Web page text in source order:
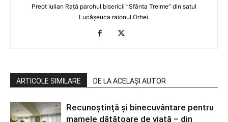
Preot Iulian Rață parohul bisericii ”Sfânta Treime” din satul
Lucășeuca raionul Orhei.
ARTICOLE SIMILARE DE LA ACELAȘI AUTOR
Recunoștință și binecuvântare pentru
mamele dătătoare de viață – din